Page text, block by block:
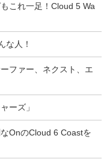
これ一足！Cloud 5 Wa
な人！
ファー、ネクスト、エ
ーズ」
OnのCloud 6 Coastを